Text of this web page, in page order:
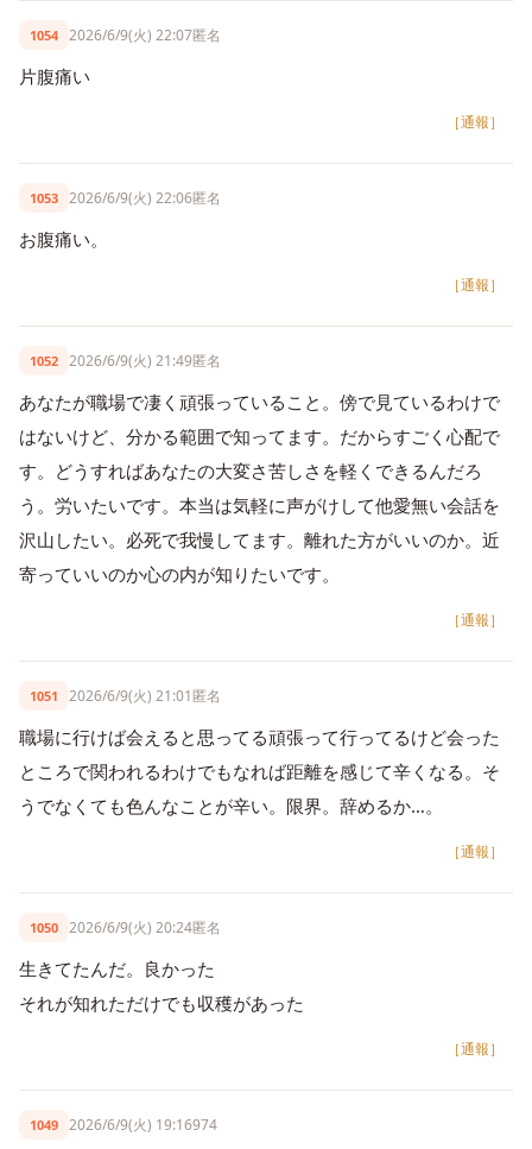
1054 2026/6/9(火) 22:07匿名
片腹痛い
［通報］
1053 2026/6/9(火) 22:06匿名
お腹痛い。
［通報］
1052 2026/6/9(火) 21:49匿名
あなたが職場で凄く頑張っていること。傍で見ているわけで
はないけど、分かる範囲で知ってます。だからすごく心配で
す。どうすればあなたの大変さ苦しさを軽くできるんだろ
う。労いたいです。本当は気軽に声がけして他愛無い会話を
沢山したい。必死で我慢してます。離れた方がいいのか。近
寄っていいのか心の内が知りたいです。
［通報］
1051 2026/6/9(火) 21:01匿名
職場に行けば会えると思ってる頑張って行ってるけど会った
ところで関われるわけでもなれば距離を感じて辛くなる。そ
うでなくても色んなことが辛い。限界。辞めるか…。
［通報］
1050 2026/6/9(火) 20:24匿名
生きてたんだ。良かった
それが知れただけでも収穫があった
［通報］
1049 2026/6/9(火) 19:16974